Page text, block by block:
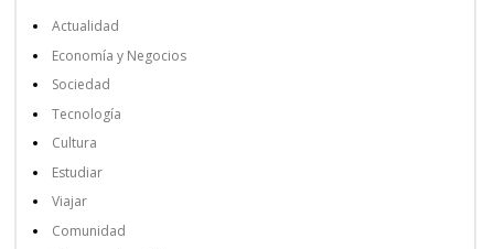
Actualidad
Economía y Negocios
Sociedad
Tecnología
Cultura
Estudiar
Viajar
Comunidad